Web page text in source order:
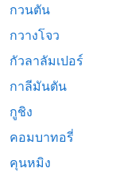
กวนตัน
กวางโจว
กัวลาลัมเปอร์
กาลีมันตัน
กูชิง
คอมบาทอรี่
คุนหมิง